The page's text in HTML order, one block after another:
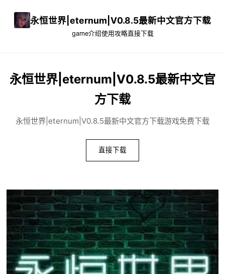
永恒世界|eternum|V0.8.5最新中文官方下载
game介绍使用攻略直接下载
永恒世界|eternum|V0.8.5最新中文官
方下载
永恒世界|eternum|V0.8.5最新中文官方下载游戏免费下载
直接下载